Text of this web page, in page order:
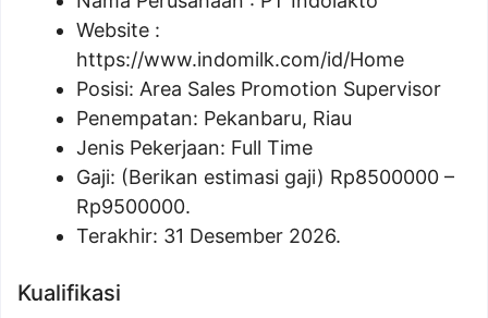
Website :
https://www.indomilk.com/id/Home
Posisi: Area Sales Promotion Supervisor
Penempatan: Pekanbaru, Riau
Jenis Pekerjaan: Full Time
Gaji: (Berikan estimasi gaji) Rp8500000 –
Rp9500000.
Terakhir: 31 Desember 2026.
Kualifikasi